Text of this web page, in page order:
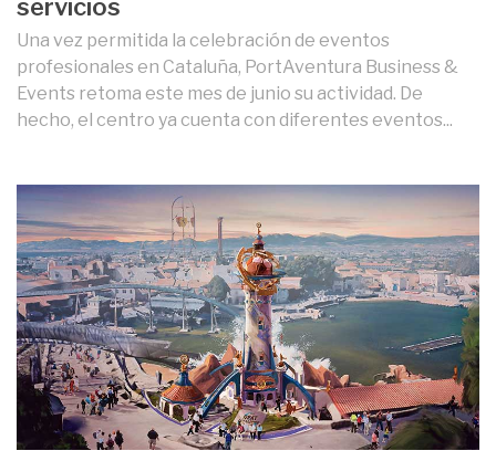
servicios
Una vez permitida la celebración de eventos
profesionales en Cataluña, PortAventura Business &
Events retoma este mes de junio su actividad. De
hecho, el centro ya cuenta con diferentes eventos...